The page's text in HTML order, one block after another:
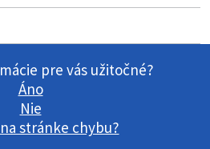
pre vás užitočné?
Áno
Nie
stránke chybu?